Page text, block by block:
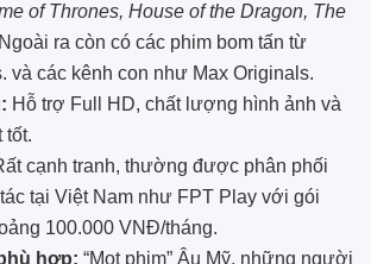
of Thrones, House of the Dragon, The
ra còn có các phim bom tấn từ
và các kênh con như Max Originals.
Hỗ trợ Full HD, chất lượng hình ảnh và
tốt.
cạnh tranh, thường được phân phối
tại Việt Nam như FPT Play với gói
100.000 VNĐ/tháng.
hợp: “Mọt phim” Âu Mỹ, những người